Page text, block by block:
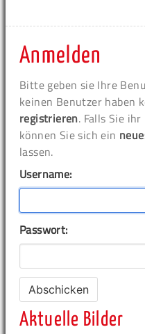
Anmelden
Bitte geben sie Ihre
keinen Benutzer haben
registrieren. Falls Sie
können Sie sich ein
lassen.
Username:
Passwort:
Aktuelle Bilder